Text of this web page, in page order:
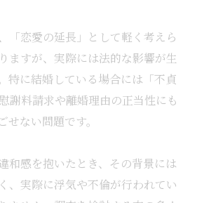
「恋愛の延長」として軽く考えら
ますが、実際には法的な影響が生
特に結婚している場合には「不貞
謝料請求や離婚理由の正当性にも
ない問題です。
和感を抱いたとき、その背景には
、実際に浮気や不倫が行われてい